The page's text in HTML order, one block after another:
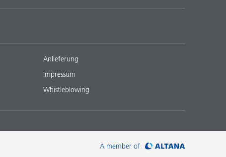
Anlieferung
Impressum
Whistleblowing
A member of